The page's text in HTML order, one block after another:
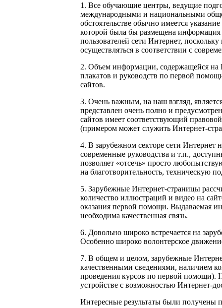
1. Все обучающие центры, ведущие
международными и национальными
обстоятельстве обычно имеется
которой была бы размещена
пользователей сети Интернет,
осуществляться в соответствии с
2. Объем информации, содержащейся на
плакатов и руководств по первой
сайтов.
3. Очень важным, на наш взгляд,
представлен очень полно и
сайтов имеет соответствующий
(примером может служить Интернет-
4. В зарубежном секторе сети
современные руководства и т.п.,
позволяет «отсечь» просто
на благотворительность, техническую
5. Зарубежные Интернет-страницы
количество иллюстраций и видео на
оказания первой помощи. Выдаваемая
необходима качественная связь.
6. Довольно широко встречается на
Особенно широко волонтерское
7. В общем и целом, зарубежные
качественными сведениями, наличием
проведения курсов по первой помощи).
устройстве с возможностью Интернет-
Интересные результаты были получены